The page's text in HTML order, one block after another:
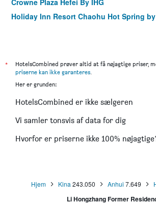
Crowne Plaza Hefei By IHG
Holiday Inn Resort Chaohu Hot Spring by
*
HotelsCombined prøver altid at få nøjagtige priser,
priserne kan ikke garanteres.
Her er grunden:
HotelsCombined er ikke sælgeren
Vi samler tonsvis af data for dig
Hvorfor er priserne ikke 100%
Hjem Kina 243.050 Anhui 7.649
Li Hongzhang Former